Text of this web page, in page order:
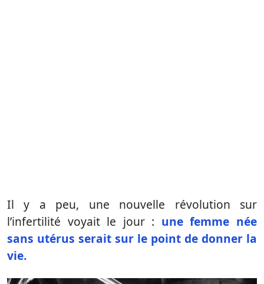
Il y a peu, une nouvelle révolution sur
l’infertilité voyait le jour : une femme née
sans utérus serait sur le point de donner la
vie.